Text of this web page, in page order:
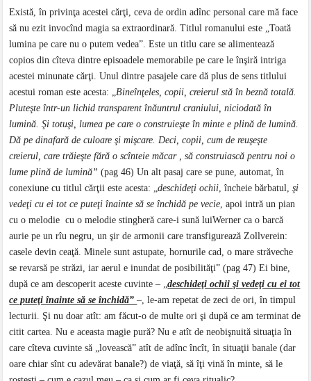
Există, în privinţa acestei cărţi, ceva de ordin adînc personal care mă face
să nu ezit invocînd magia sa extraordinară. Titlul romanului este „Toată
lumina pe care nu o putem vedea”. Este un titlu care se alimentează
copios din cîteva dintre episoadele memorabile pe care le înşiră intriga
acestei minunate cărţi. Unul dintre pasajele care dă plus de sens titlului
acestui roman este acesta: „Bineînţeles, copii, creierul stă în beznă totală.
Pluteşte într-un lichid transparent înăuntrul craniului, niciodată în
lumină. Şi totuşi, lumea pe care o construieşte în minte e plină de lumină.
Dă pe dinafară de culoare şi mişcare. Deci, copii, cum de reuşeşte
creierul, care trăieşte fără o scînteie măcar , să construiască pentru noi o
lume plină de lumină”(pag 46) Un alt pasaj care se pune, automat, în
conexiune cu titlul cărţii este acesta: „deschideţi ochii, încheie bărbatul,şi
vedeţi cu ei tot ce puteţi înainte să se închidă pe vecie, apoi intră un pian
cu o melodie cu o melodie stingheră care-i sună luiWerner ca o barcă
aurie pe un rîu negru, un şir de armonii care transfigurează Zollverein:
casele devin ceaţă. Minele sunt astupate, hornurile cad, o mare străveche
se revarsă pe străzi, iar aerul e inundat de posibilităţi” (pag 47) Ei bine,
după ce am descoperit aceste cuvinte – „deschideţi ochii şi vedeţi cu ei tot
ce puteţi înainte să se închidă”–, le-am repetat de zeci de ori, în timpul
lecturii. Şi nu doar atît: am făcut-o de multe ori şi după ce am terminat de
citit cartea. Nu e aceasta magie pură? Nu e atît de neobişnuită situaţia în
care cîteva cuvinte să „lovească” atît de adînc încît, în situaţii banale (dar
oare chiar sînt cu adevărat banale?) de viaţă, să îţi vină în minte, să le